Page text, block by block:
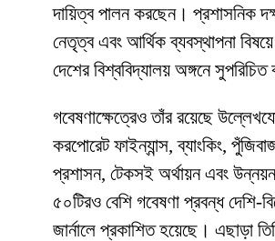
দায়িত্ব পালন করছেন। প্রশাসনিক
নেতৃত্ব এবং আর্থিক ব্যবস্থাপনা
দেশের বিশ্ববিদ্যালয় অঙ্গনে
গবেষণাক্ষেত্রেও তাঁর রয়েছে
করপোরেট ফাইন্যান্স, ব্যাংকিং,
প্রশাসন, টেকসই অর্থায়ন এবং উন্নয়ন
৫০টিরও বেশি গবেষণা প্রবন্ধ দেশি-
জার্নালে প্রকাশিত হয়েছে। এছাড়া